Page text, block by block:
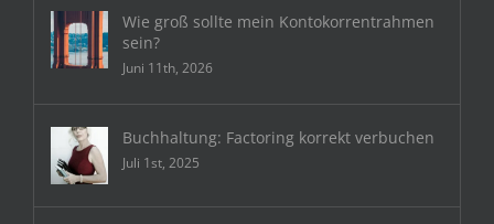
Wie groß sollte mein Kontokorrentrahmen
sein?
Juni 11th, 2026
Buchhaltung: Factoring korrekt verbuchen
Juli 1st, 2025